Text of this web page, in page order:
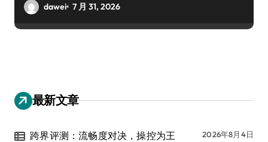
dawei 7 月 31, 2026
最新文章
跨界评测：流畅度对决，操控为王 2026年8月4日